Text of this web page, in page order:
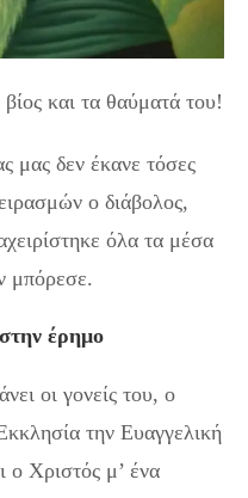
και τα θαύματά του!
μας δεν έκανε τόσες
ο διάβολος,
όλα τα μέσα
μπόρεσε.
έρημο
οι γονείς του, ο
την Ευαγγελική
ο Χριστός μ’ ένα